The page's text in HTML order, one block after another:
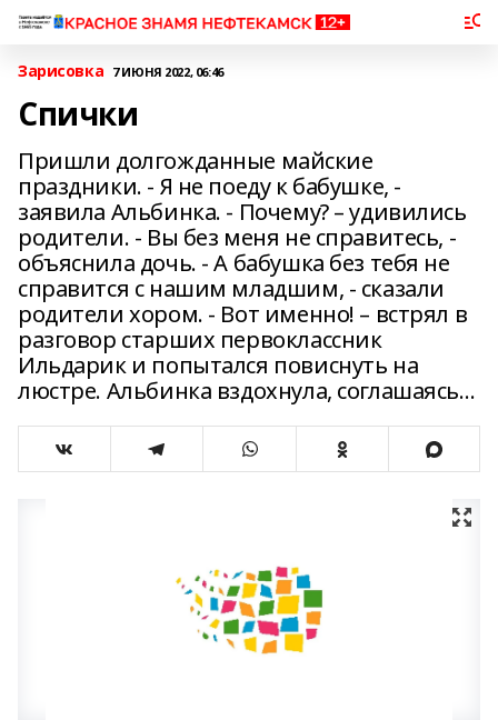
Зарисовка 7 ИЮНЯ 2022, 06:46
Спички
Пришли долгожданные майские
праздники. - Я не поеду к бабушке, -
заявила Альбинка. - Почему? – удивились
родители. - Вы без меня не справитесь, -
объяснила дочь. - А бабушка без тебя не
справится с нашим младшим, - сказали
родители хором. - Вот именно! – встрял в
разговор старших первоклассник
Ильдарик и попытался повиснуть на
люстре. Альбинка вздохнула, соглашаясь…